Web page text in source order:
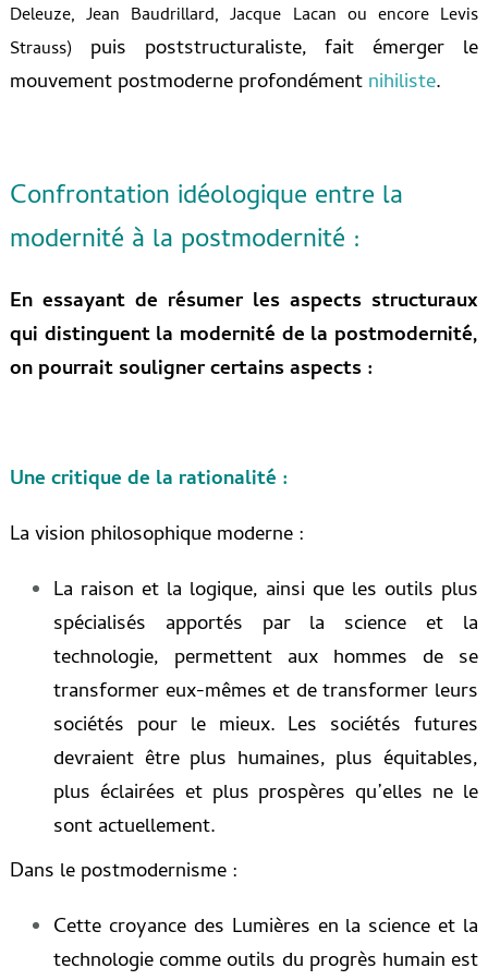
Deleuze, Jean Baudrillard, Jacque Lacan ou encore Levis
Strauss)puis poststructuraliste, fait émerger le
mouvement postmoderne profondémentnihiliste.
Confrontation idéologique entre la
modernité à la postmodernité :
En essayant de résumer les aspects structuraux
qui distinguent la modernité de la postmodernité,
on pourrait souligner certains aspects :
Une critique de la rationalité :
La vision philosophique moderne :
La raison et la logique, ainsi que les outils plus
spécialisés apportés par la science et la
technologie, permettent aux hommes de se
transformer eux-mêmes et de transformer leurs
sociétés pour le mieux. Les sociétés futures
devraient être plus humaines, plus équitables,
plus éclairées et plus prospères qu’elles ne le
sont actuellement.
Dans le postmodernisme :
Cette croyance des Lumières en la science et la
technologie comme outils du progrès humain est